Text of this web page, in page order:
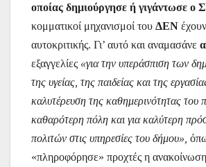
οποίας δημιούργησε ή γιγάντωσε
κομματικοί μηχανισμοί του ΔΕΝ
αυτοκριτικής. Γι’ αυτό και αναμασάνε
εξαγγελίες «για την υπεράσπιση των
της υγείας, της παιδείας και της
καλυτέρευση της καθημερινότητας του
καθαρότερη πόλη και για καλύτερη
πολιτών στις υπηρεσίες του δήμου»,
«πληροφόρησε» προχτές η